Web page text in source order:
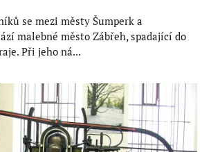
se mezi městy Šumperk a
malebné město Zábřeh, spadající do
Při jeho ná...